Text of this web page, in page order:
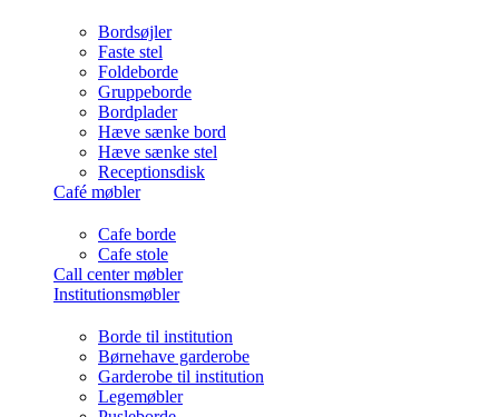
Bordsøjler
Faste stel
Foldeborde
Gruppeborde
Bordplader
Hæve sænke bord
Hæve sænke stel
Receptionsdisk
Café møbler
Cafe borde
Cafe stole
Call center møbler
Institutionsmøbler
Borde til institution
Børnehave garderobe
Garderobe til institution
Legemøbler